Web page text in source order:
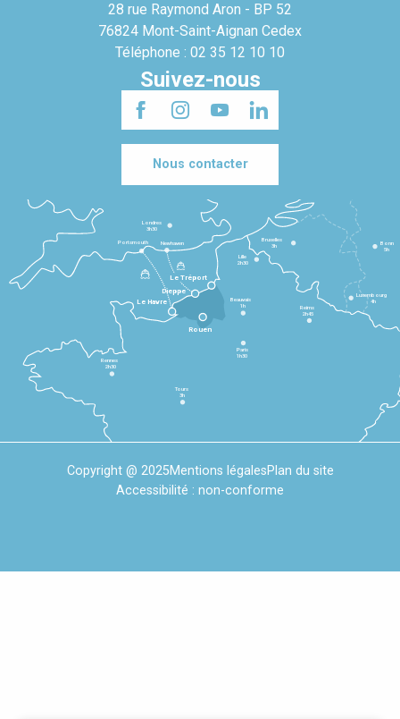
28 rue Raymond Aron - BP 52
76824 Mont-Saint-Aignan Cedex
Téléphone : 02 35 12 10 10
Suivez-nous
Nous contacter
Le Havre
Dieppe
Le Tréport
Rennes
2h30
Tours
3h
Paris
1h30
Beauvais
1h
Reims
2h45
Lille
2h30
Bruxelles
3h
Londres
3h30
Newhaven
Portsmouth
Bonn
5h
Luxembourg
4h
Rouen
Copyright @ 2025Mentions légalesPlan du site
Accessibilité : non-conforme